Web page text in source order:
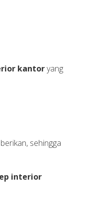
kantoryang
sehingga
interior